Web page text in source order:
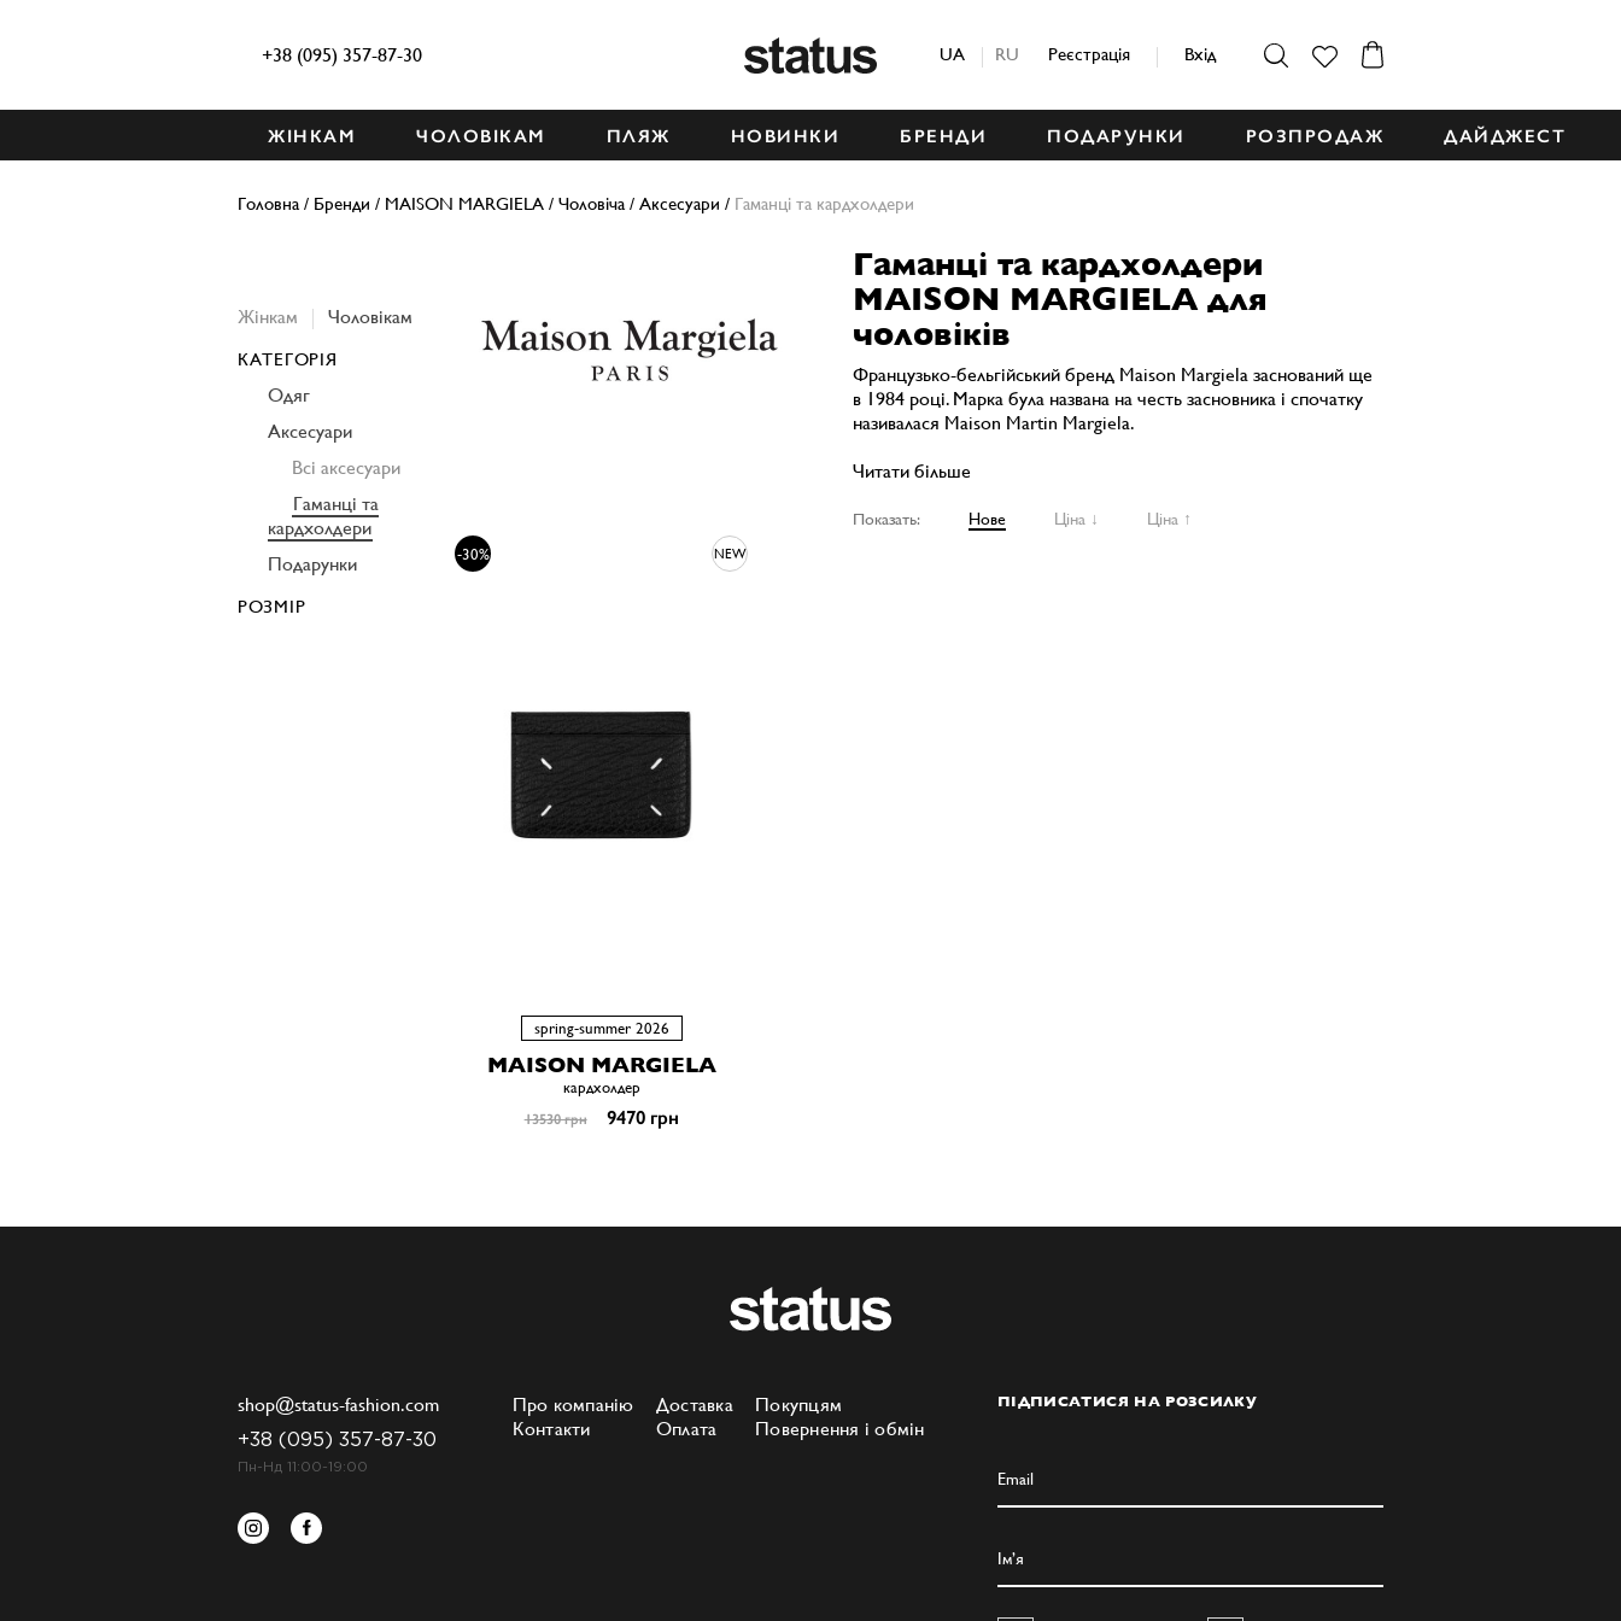
+38 (095) 357-87-30 UA RU Реєстрація Вхід
ЖІНКАМ ЧОЛОВІКАМ ПЛЯЖ НОВИНКИ БРЕНДИ ПОДАРУНКИ РОЗПРОДАЖ ДАЙДЖЕСТ
Головна / Бренди / MAISON MARGIELA / Чоловіча / Аксесуари / Гаманці та кардхолдери
Гаманці та кардхолдери
MAISON MARGIELA для
чоловіків
Французько-бельгійський бренд Maison Margiela заснований ще
в 1984 році. Марка була названа на честь засновника і спочатку
називалася Maison Martin Margiela.
Читати більше
Показать: Нове Ціна ↓ Ціна ↑
-30% NEW
spring-summer 2026
MAISON MARGIELA
кардхолдер
13530 грн 9470 грн
Жінкам Чоловікам
КАТЕГОРІЯ
Одяг
Аксесуари
Всі аксесуари
Гаманці та
кардхолдери
Подарунки
РОЗМІР
ПІДПИСАТИСЯ НА РОЗСИЛКУ
Про компанію
Контакти
Доставка
Оплата
Покупцям
Повернення і обмін
shop@status-fashion.com
+38 (095) 357-87-30
Пн-Нд 11:00-19:00